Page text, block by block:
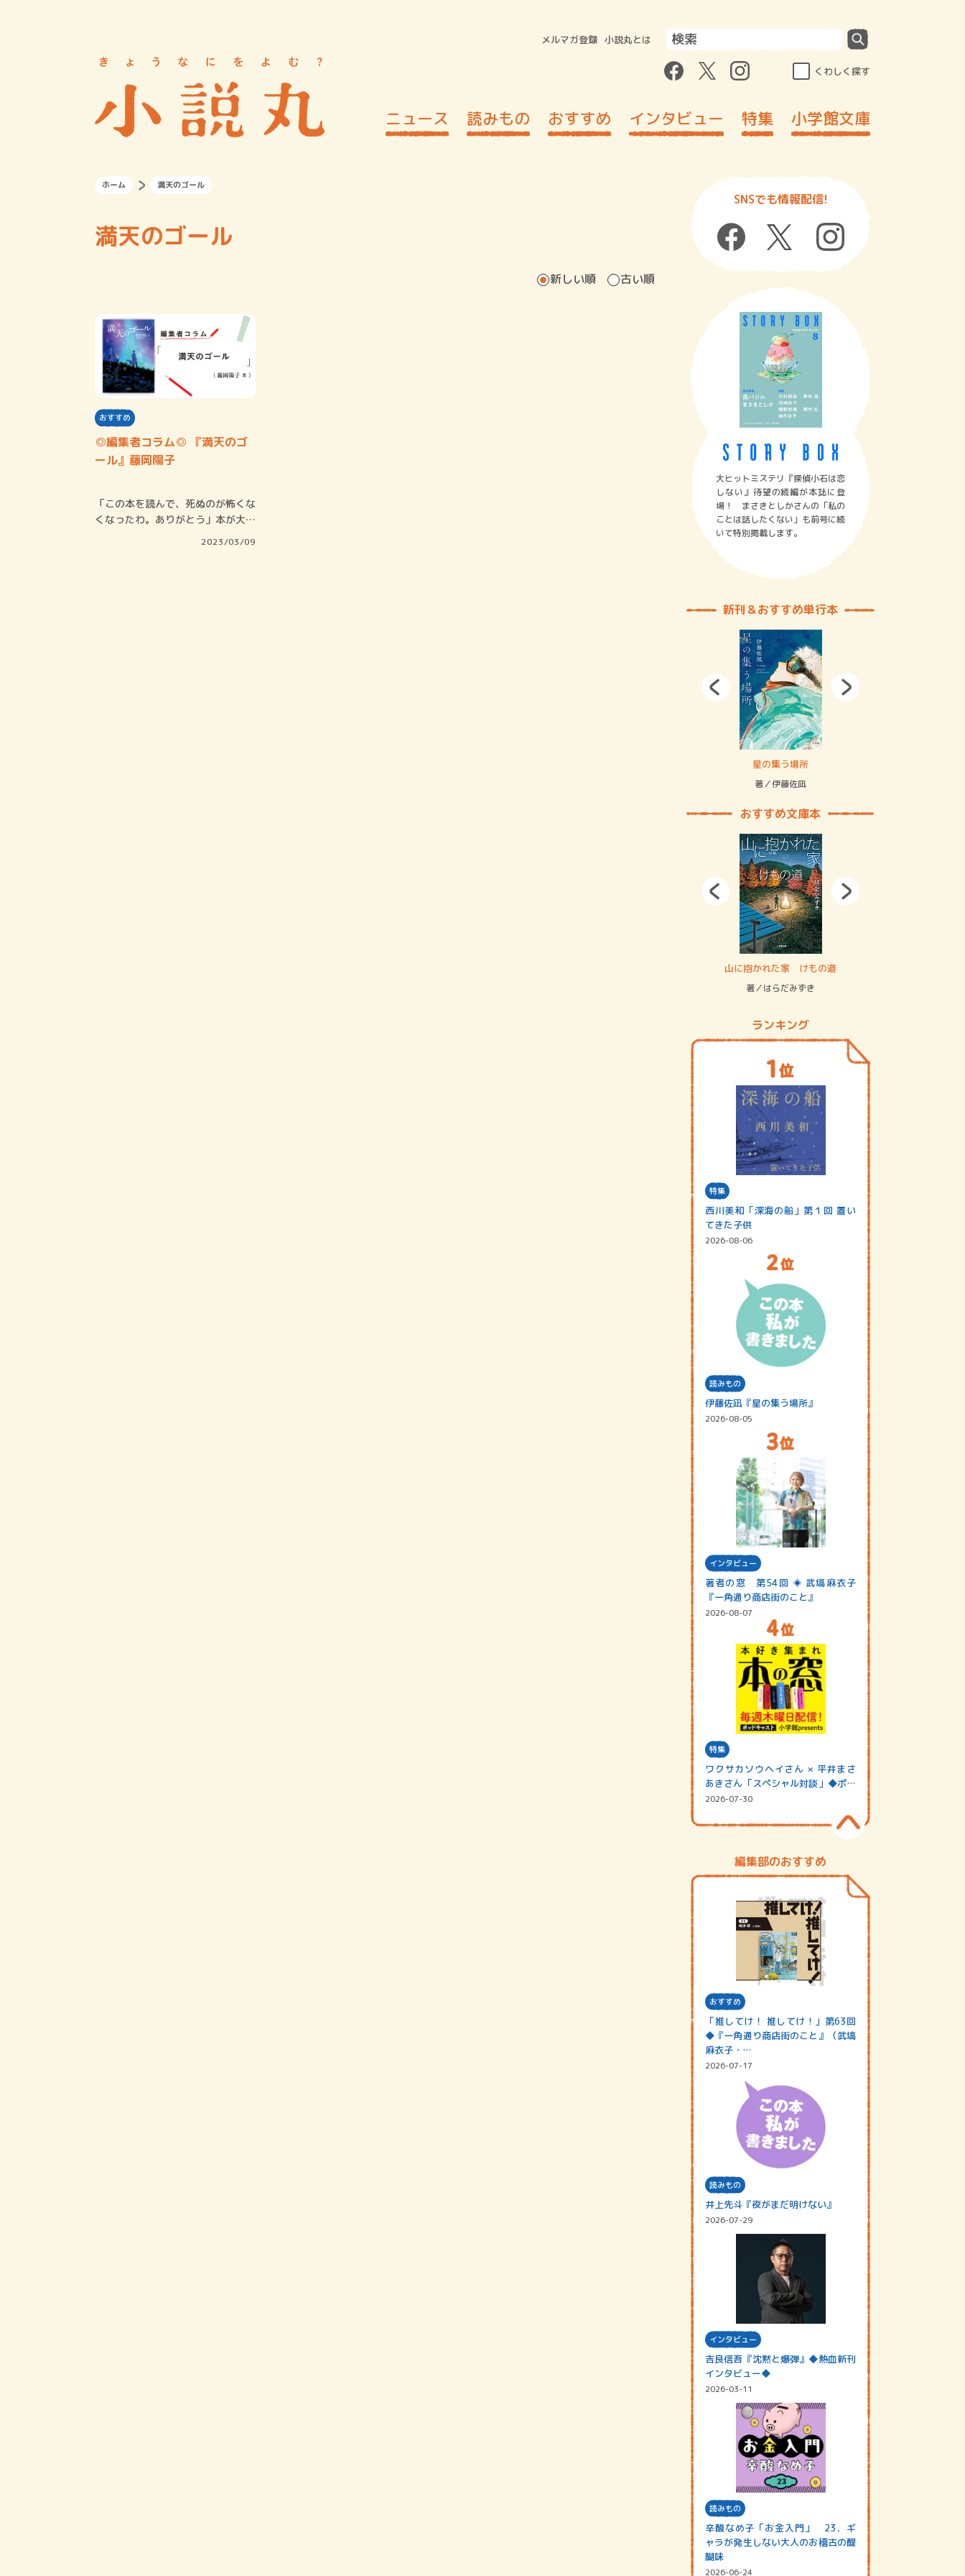
メルマガ登録 小説丸とは
くわしく探す
ニュース 読みもの おすすめ インタビュー 特集 小学館文庫
ホーム 満天のゴール
満天のゴール
新しい順 古い順
おすすめ
◎編集者コラム◎ 『満天のゴ
ール』藤岡陽子
「この本を読んで、死ぬのが怖くな
くなったわ。ありがとう」本が大好
2023/03/09
SNSでも情報配信!
大ヒットミステリ『探偵小石は恋
しない』待望の続編が本誌に登
場！ まさきとしかさんの「私の
ことは話したくない」も前号に続
いて特別掲載します。
新刊＆おすすめ単行本
星の集う場所
著／伊藤佐凪
おすすめ文庫本
山に抱かれた家 けもの道
著／はらだみずき
ランキング
特集
西川美和「深海の船」第１回 置い
てきた子供
2026-08-06
読みもの
伊藤佐凪『星の集う場所』
2026-08-05
インタビュー
著者の窓 第54回 ◈ 武塙麻衣子
『一角通り商店街のこと』
2026-08-07
特集
ワクサカソウヘイさん × 平井まさ
あきさん「スペシャル対談」◆ポッ
ドキャスト…
2026-07-30
編集部のおすすめ
おすすめ
「推してけ！ 推してけ！」第63回
◆『一角通り商店街のこと』（武塙
麻衣子・…
2026-07-17
読みもの
井上先斗『夜がまだ明けない』
2026-07-29
インタビュー
吉良信吾『沈黙と爆弾』◆熱血新刊
インタビュー◆
2026-03-11
読みもの
辛酸なめ子「お金入門」 23．ギ
ャラが発生しない大人のお稽古の醍
醐味
2026-06-24